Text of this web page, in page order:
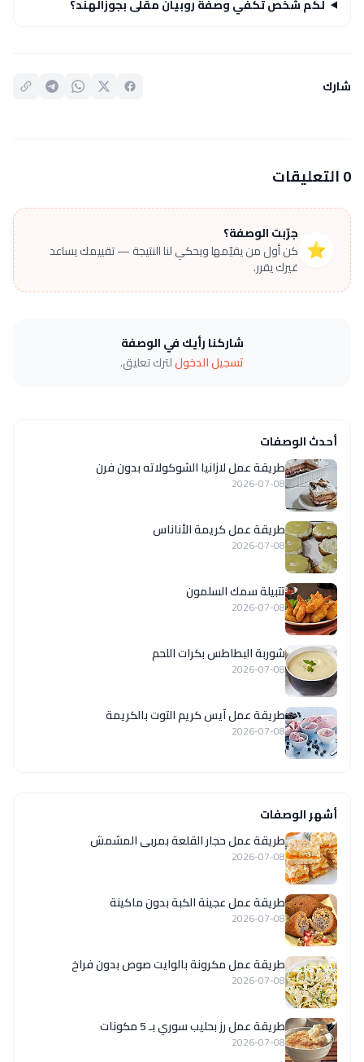
لكم شخص تكفي وصفة روبيان مقلى بجوزالهند؟
شارك
0 التعليقات
⭐
جرّبت الوصفة؟
كن أول من يقيّمها ويحكي لنا النتيجة — تقييمك يساعد
غيرك يقرر.
شاركنا رأيك في الوصفة
تسجيل الدخوللترك تعليق.
أحدث الوصفات
طريقة عمل لازانيا الشوكولاته بدون فرن
2026-07-08
طريقة عمل كريمة الأناناس
2026-07-08
تتبيلة سمك السلمون
2026-07-08
شوربة البطاطس بكرات اللحم
2026-07-08
طريقة عمل آيس كريم التوت بالكريمة
2026-07-08
أشهر الوصفات
طريقة عمل حجار القلعة بمربى المشمش
2026-07-08
طريقة عمل عجينة الكبة بدون ماكينة
2026-07-08
طريقة عمل مكرونة بالوايت صوص بدون فراخ
2026-07-08
طريقة عمل رز بحليب سوري بـ 5 مكونات
2026-07-08